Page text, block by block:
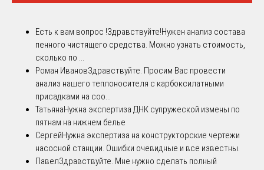
Есть к вам вопрос !Здравствуйте!Нужен анализ состава
пенного чистящего средства. Можно узнать стоимость,
сколько по ...
Роман ИвановЗдравствуйте. Просим Вас провести
анализ нашего теплоносителя с карбоксилатными
присадками на соо...
ТатьянаНужна экспертиза ДНК супружеской измены по
пятнам на нижнем белье
СергейНужна экспертиза на конструкторские чертежи
насосной станции. Ошибки очевидные и все известны.
ПавелЗдравствуйте. Мне нужно сделать полный